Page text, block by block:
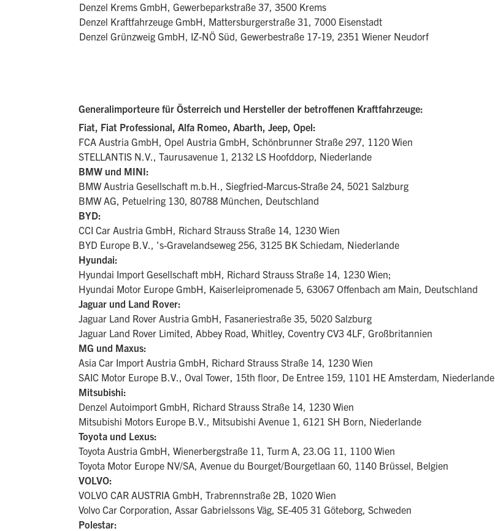
Denzel Krems GmbH, Gewerbeparkstraße 37, 3500 Krems
Denzel Kraftfahrzeuge GmbH, Mattersburgerstraße 31, 7000 Eisenstadt
Denzel Grünzweig GmbH, IZ-NÖ Süd, Gewerbestraße 17-19, 2351 Wiener Neudorf
Generalimporteure für Österreich und Hersteller der betroffenen Kraftfahrzeuge:
Fiat, Fiat Professional, Alfa Romeo, Abarth, Jeep, Opel:
FCA Austria GmbH, Opel Austria GmbH, Schönbrunner Straße 297, 1120 Wien
STELLANTIS N.V., Taurusavenue 1, 2132 LS Hoofddorp, Niederlande
BMW und MINI:
BMW Austria Gesellschaft m.b.H., Siegfried-Marcus-Straße 24, 5021 Salzburg
BMW AG, Petuelring 130, 80788 München, Deutschland
BYD:
CCI Car Austria GmbH, Richard Strauss Straße 14, 1230 Wien
BYD Europe B.V., 's-Gravelandseweg 256, 3125 BK Schiedam, Niederlande
Hyundai:
Hyundai Import Gesellschaft mbH, Richard Strauss Straße 14, 1230 Wien;
Hyundai Motor Europe GmbH, Kaiserleipromenade 5, 63067 Offenbach am Main, Deutschland
Jaguar und Land Rover:
Jaguar Land Rover Austria GmbH, Fasaneriestraße 35, 5020 Salzburg
Jaguar Land Rover Limited, Abbey Road, Whitley, Coventry CV3 4LF, Großbritannien
MG und Maxus:
Asia Car Import Austria GmbH, Richard Strauss Straße 14, 1230 Wien
SAIC Motor Europe B.V., Oval Tower, 15th floor, De Entree 159, 1101 HE Amsterdam, Niederlande
Mitsubishi:
Denzel Autoimport GmbH, Richard Strauss Straße 14, 1230 Wien
Mitsubishi Motors Europe B.V., Mitsubishi Avenue 1, 6121 SH Born, Niederlande
Toyota und Lexus:
Toyota Austria GmbH, Wienerbergstraße 11, Turm A, 23.OG 11, 1100 Wien
Toyota Motor Europe NV/SA, Avenue du Bourget/Bourgetlaan 60, 1140 Brüssel, Belgien
VOLVO:
VOLVO CAR AUSTRIA GmbH, Trabrennstraße 2B, 1020 Wien
Volvo Car Corporation, Assar Gabrielssons Väg, SE-405 31 Göteborg, Schweden
Polestar: